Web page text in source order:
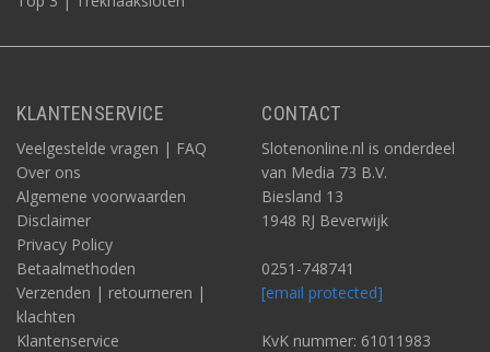
KLANTENSERVICE
Veelgestelde vragen | FAQ
Over ons
Algemene voorwaarden
Disclaimer
Privacy Policy
Betaalmethoden
Verzenden | retourneren |
klachten
Klantenservice
CONTACT
Slotenonline.nl is onderdeel
van Media 73 B.V.
Biesland 13
1948 RJ Beverwijk
0251-748741
[email protected]
KvK nummer: 61011983